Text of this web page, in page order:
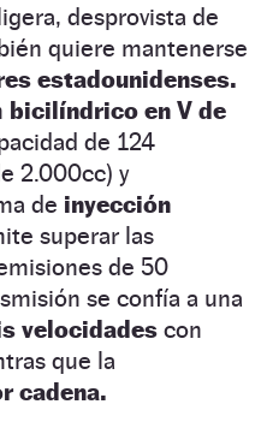
desprovista de
quiere mantenerse
estadounidenses.
bicilíndrico en V de
de 124
2.000cc) y
de inyección
superar las
de 50
se confía a una
velocidades con
que la
cadena.